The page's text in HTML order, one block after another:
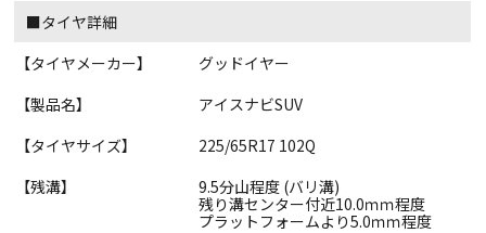
■タイヤ詳細
【タイヤメーカー】
グッドイヤー
【製品名】
アイスナビSUV
【タイヤサイズ】
225/65R17 102Q
【残溝】
9.5分山程度 (バリ溝)
残り溝センター付近10.0ｍｍ程度
プラットフォームより5.0ｍｍ程度